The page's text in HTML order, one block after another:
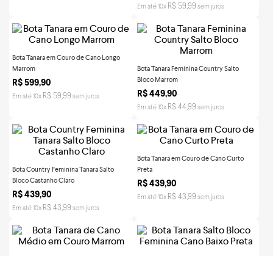
Em até 10x R$ 59,99 sem juros
Bota Tanara em Couro de Cano Longo
Marrom
R$ 599,90
Em até 10x R$ 59,99 sem juros
Bota Tanara Feminina Country Salto
Bloco Marrom
R$ 449,90
Em até 10x R$ 44,99 sem juros
Bota Country Feminina Tanara Salto
Bloco Castanho Claro
R$ 439,90
Em até 10x R$ 43,99 sem juros
Bota Tanara em Couro de Cano Curto
Preta
R$ 439,90
Em até 10x R$ 43,99 sem juros